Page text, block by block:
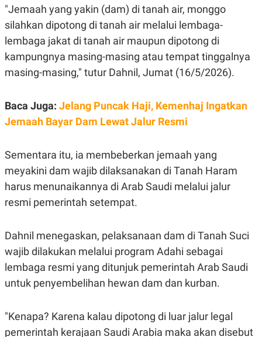
K
N
T
A
N
D
E
M
P
E
S
S
R
A
S
E
D
L
N
G
G
A
C
E
T
A
K
N
E
R
E
M
I
T
E
N
PD
"Jemaah yang yakin (dam) di tanah air, monggo
silahkan dipotong di tanah air melalui lembaga-
lembaga jakat di tanah air maupun dipotong di
kampungnya masing-masing atau tempat tinggalnya
masing-masing," tutur Dahnil, Jumat (16/5/2026).
Baca Juga: Jelang Puncak Haji, Kemenhaj Ingatkan
Jemaah Bayar Dam Lewat Jalur Resmi
Sementara itu, ia membeberkan jemaah yang
meyakini dam wajib dilaksanakan di Tanah Haram
harus menunaikannya di Arab Saudi melalui jalur
resmi pemerintah setempat.
Dahnil menegaskan, pelaksanaan dam di Tanah Suci
wajib dilakukan melalui program Adahi sebagai
lembaga resmi yang ditunjuk pemerintah Arab Saudi
untuk penyembelihan hewan dam dan kurban.
"Kenapa? Karena kalau dipotong di luar jalur legal
pemerintah kerajaan Saudi Arabia maka akan disebut